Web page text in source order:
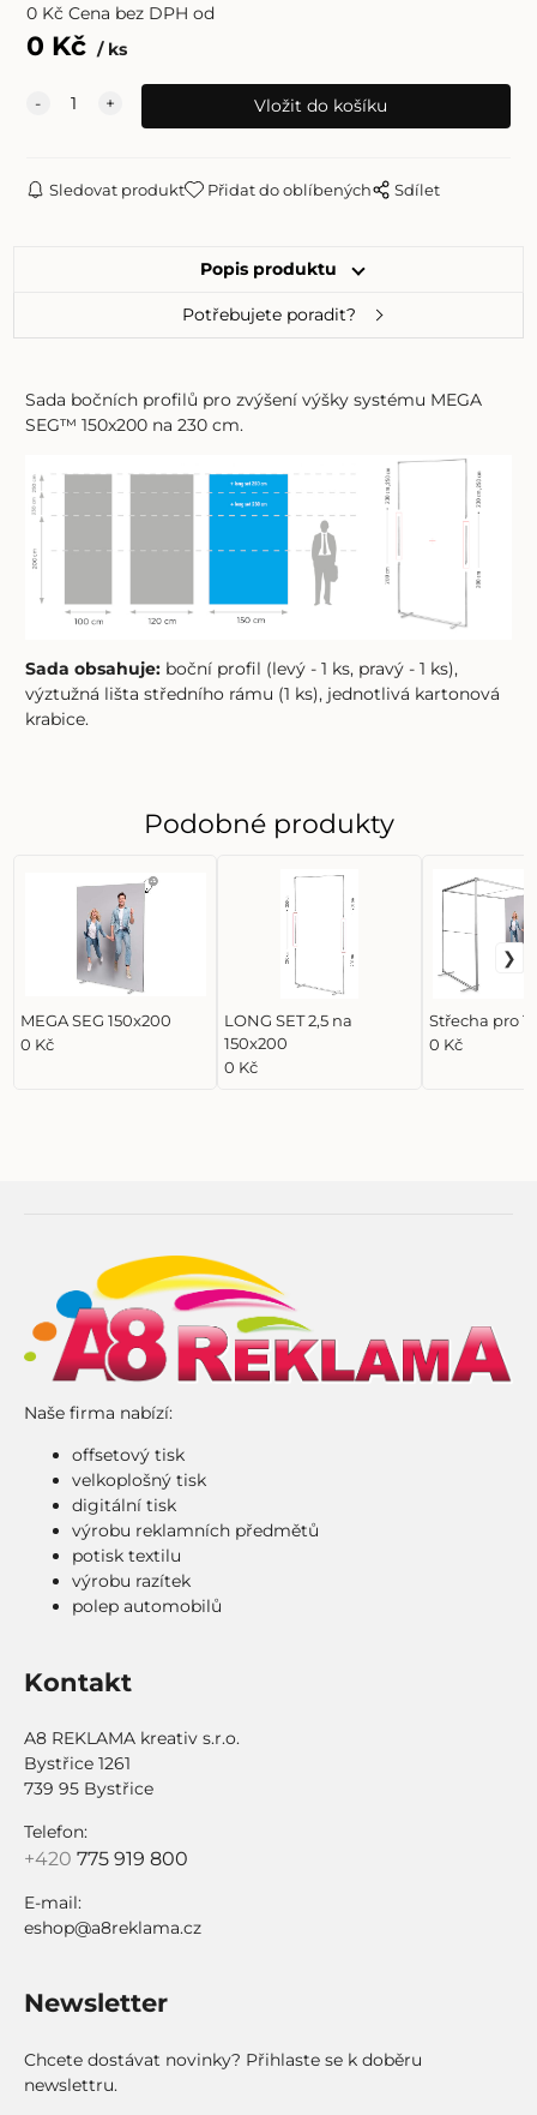
0Kč Cena bez DPH od
0 Kč ks
Sledovat produkt Přidat do oblíbených Sdílet
Popis produktu
Potřebujete poradit?
Sada bočních profilů pro zvýšení výšky systému MEGA
SEG™ 150x200 na 230 cm.
Sada obsahuje: boční profil (levý - 1 ks, pravý - 1 ks),
výztužná lišta středního rámu (1 ks), jednotlivá kartonová
krabice.
Podobné produkty
MEGA SEG 150x200
0 Kč
LONG SET 2,5 na
150x200
0 Kč
Střecha pro
0 Kč
Naše firma nabízí:
offsetový tisk
velkoplošný tisk
digitální tisk
výrobu reklamních předmětů
potisk textilu
výrobu razítek
polep automobilů
Kontakt
A8 REKLAMA kreativ s.r.o.
Bystřice 1261
739 95 Bystřice
Telefon:
+420 775 919 800
E-mail:
eshop@a8reklama.cz
Newsletter
Chcete dostávat novinky? Přihlaste se k doběru
newslettru.